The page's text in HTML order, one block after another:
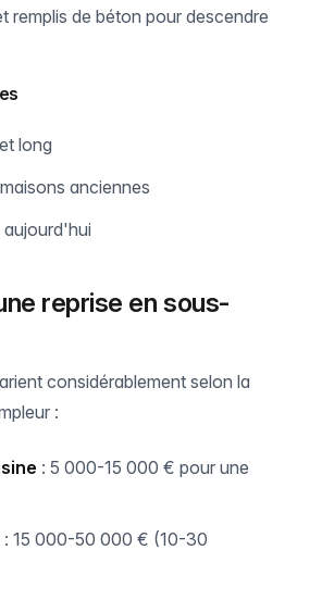
remplis de béton pour descendre
long
anciennes
aujourd'hui
reprise en sous-
considérablement selon la
:
: 5 000-15 000 € pour une
: 15 000-50 000 € (10-30